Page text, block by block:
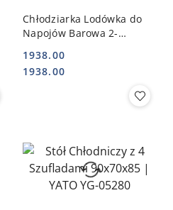
Chłodziarka Lodówka do
Napojów Barowa 2-
05356
Cena:
1938.00
Cena:
1938.00